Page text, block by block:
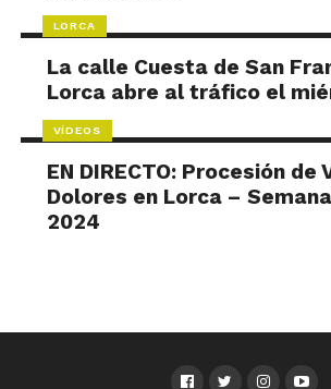
LORCA
La calle Cuesta de San
Lorca abre al tráfico el
VÍDEOS
EN DIRECTO: Procesión de
Dolores en Lorca –
2024